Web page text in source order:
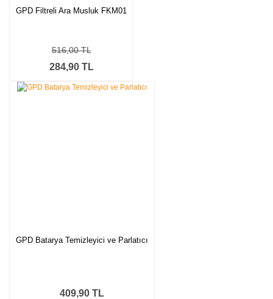
GPD Filtreli Ara Musluk FKM01
284,90 TL
516,00 TL
GPD Batarya Temizleyici ve Parlatıcı
409,90 TL